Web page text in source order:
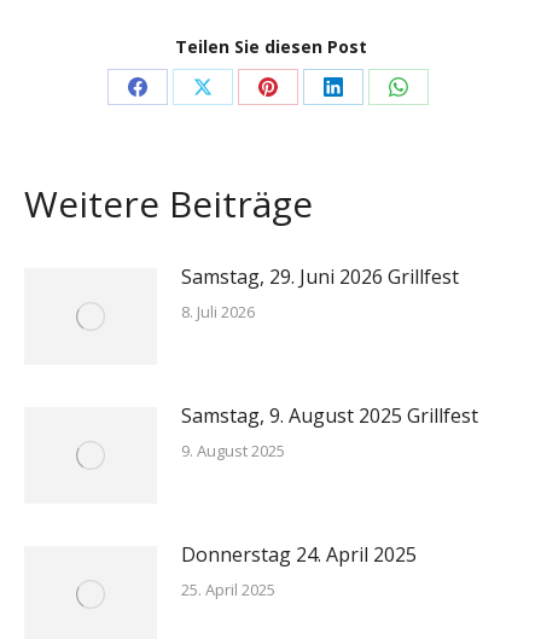
Teilen Sie diesen Post
Share Share Share Share Share
Weitere Beiträge
Samstag, 29. Juni 2026 Grillfest
8. Juli 2026
Samstag, 9. August 2025 Grillfest
9. August 2025
Donnerstag 24. April 2025
25. April 2025